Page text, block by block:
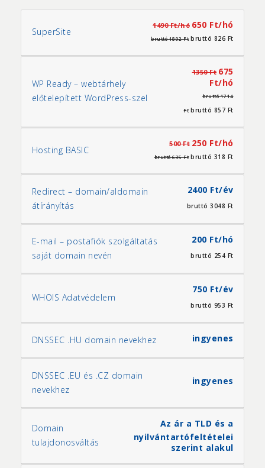
SuperSite
1490 Ft/hó 650 Ft/hó
bruttó 1892 Ft bruttó 826 Ft
WP Ready – webtárhely
előtelepített WordPress-szel
1350 Ft 675
Ft/hó
bruttó 1714
Ft bruttó 857 Ft
Hosting BASIC
500 Ft 250 Ft/hó
bruttó 635 Ft bruttó 318 Ft
Redirect – domain/aldomain
átírányítás
2400 Ft/év
bruttó 3048 Ft
E-mail – postafiók szolgáltatás
saját domain nevén
200 Ft/hó
bruttó 254 Ft
WHOIS Adatvédelem
750 Ft/év
bruttó 953 Ft
DNSSEC .HU domain nevekhez ingyenes
DNSSEC .EU és .CZ domain
nevekhez
ingyenes
Domain
tulajdonosváltás
Az ár a TLD és a
nyilvántartófeltételei
szerint alakul